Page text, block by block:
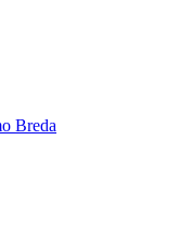
Breda